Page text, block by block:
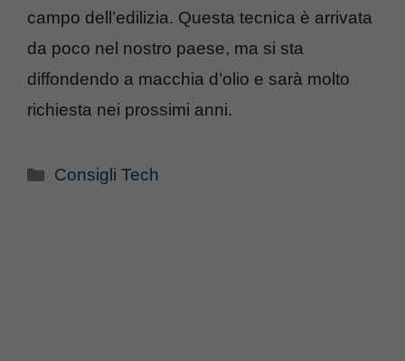
campo dell’edilizia. Questa tecnica è arrivata
da poco nel nostro paese, ma si sta
diffondendo a macchia d’olio e sarà molto
richiesta nei prossimi anni.
Categorie
Consigli Tech